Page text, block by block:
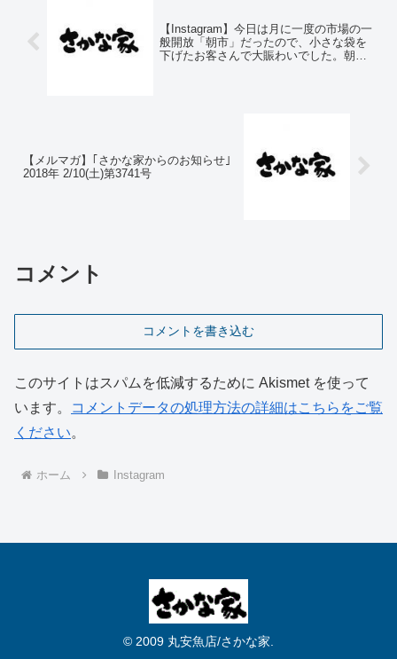
【Instagram】今日は月に一度の市場の一
般開放「朝市」だったので、小さな袋を
下げたお客さんで大賑わいでした。朝ゆ
【メルマガ】｢さかな家からのお知らせ｣
2018年 2/10(土)第3741号
コメント
コメントを書き込む
このサイトはスパムを低減するために Akismet を使って
います。
コメントデータの処理方法の詳細はこちらをご覧
ください。
ホーム Instagram
© 2009 丸安魚店/さかな家.